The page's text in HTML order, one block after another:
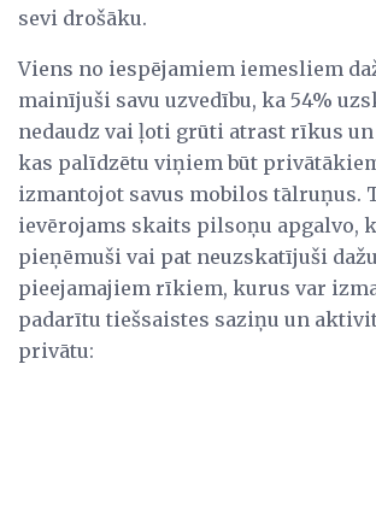
sevi drošāku.
Viens no iespējamiem iemesliem
mainījuši savu uzvedību, ka 54%
nedaudz vai ļoti grūti atrast rīkus
kas palīdzētu viņiem būt
izmantojot savus mobilos tālruņus.
ievērojams skaits pilsoņu apgalvo,
pieņēmuši vai pat neuzskatījuši
pieejamajiem rīkiem, kurus var
padarītu tiešsaistes saziņu un
privātu: